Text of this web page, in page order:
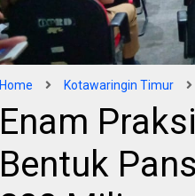
Home Kotawaringin Timur
Enam
Bentuk